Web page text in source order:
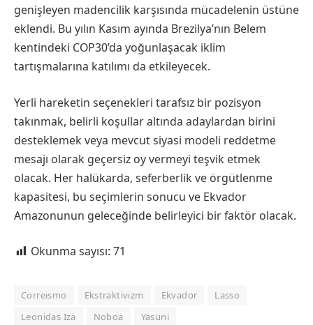
genişleyen madencilik karşısında mücadelenin üstüne
eklendi. Bu yılın Kasım ayında Brezilya’nın Belem
kentindeki COP30’da yoğunlaşacak iklim
tartışmalarına katılımı da etkileyecek.
Yerli hareketin seçenekleri tarafsız bir pozisyon
takınmak, belirli koşullar altında adaylardan birini
desteklemek veya mevcut siyasi modeli reddetme
mesajı olarak geçersiz oy vermeyi teşvik etmek
olacak. Her halükarda, seferberlik ve örgütlenme
kapasitesi, bu seçimlerin sonucu ve Ekvador
Amazonunun geleceğinde belirleyici bir faktör olacak.
Okunma sayısı: 71
Correismo Ekstraktivizm Ekvador
Lasso
Leonidas Iza
Noboa Yasuni